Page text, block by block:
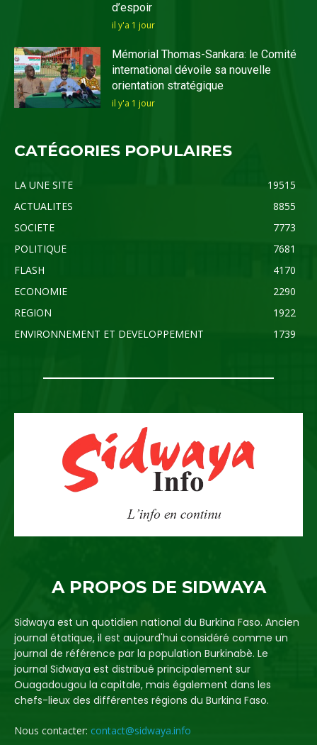
d’espoir
il y'a 1 jour
Mémorial Thomas-Sankara: le Comité
international dévoile sa nouvelle
orientation stratégique
il y'a 1 jour
CATÉGORIES POPULAIRES
LA UNE SITE
19515
ACTUALITES
8855
SOCIETE
7773
POLITIQUE
7681
FLASH
4170
ECONOMIE
2290
REGION
1922
ENVIRONNEMENT ET DEVELOPPEMENT
1739
A PROPOS DE SIDWAYA
Sidwaya est un quotidien national du Burkina Faso. Ancien
journal étatique, il est aujourd'hui considéré comme un
journal de référence par la population Burkinabè. Le
journal Sidwaya est distribué principalement sur
Ouagadougou la capitale, mais également dans les
chefs-lieux des différentes régions du Burkina Faso.
Nous contacter: contact@sidwaya.info